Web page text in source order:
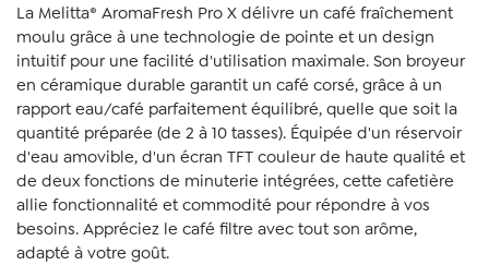
La Melitta® AromaFresh Pro X délivre un café fraîchement
moulu grâce à une technologie de pointe et un design
intuitif pour une facilité d'utilisation maximale. Son broyeur
en céramique durable garantit un café corsé, grâce à un
rapport eau/café parfaitement équilibré, quelle que soit la
quantité préparée (de 2 à 10 tasses). Équipée d'un réservoir
d'eau amovible, d'un écran TFT couleur de haute qualité et
de deux fonctions de minuterie intégrées, cette cafetière
allie fonctionnalité et commodité pour répondre à vos
besoins. Appréciez le café filtre avec tout son arôme,
adapté à votre goût.